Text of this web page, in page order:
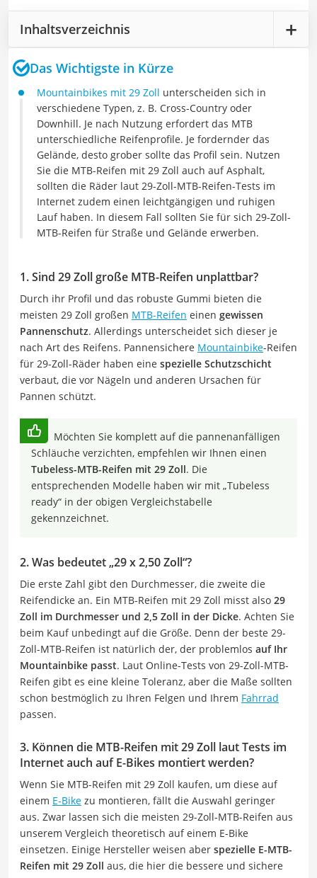
Inhaltsverzeichnis
Das Wichtigste in Kürze
Mountainbikes mit 29 Zoll unterscheiden sich in
verschiedene Typen, z. B. Cross-Country oder
Downhill. Je nach Nutzung erfordert das MTB
unterschiedliche Reifenprofile. Je fordernder das
Gelände, desto grober sollte das Profil sein. Nutzen
Sie die MTB-Reifen mit 29 Zoll auch auf Asphalt,
sollten die Räder laut 29-Zoll-MTB-Reifen-Tests im
Internet zudem einen leichtgängigen und ruhigen
Lauf haben. In diesem Fall sollten Sie für sich 29-Zoll-
MTB-Reifen für Straße und Gelände erwerben.
1. Sind 29 Zoll große MTB-Reifen unplattbar?
Durch ihr Profil und das robuste Gummi bieten die
meisten 29 Zoll großen MTB-Reifen einen gewissen
Pannenschutz. Allerdings unterscheidet sich dieser je
nach Art des Reifens. Pannensichere Mountainbike-Reifen
für 29-Zoll-Räder haben eine spezielle Schutzschicht
verbaut, die vor Nägeln und anderen Ursachen für
Pannen schützt.
Möchten Sie komplett auf die pannenanfälligen
Schläuche verzichten, empfehlen wir Ihnen einen
Tubeless-MTB-Reifen mit 29 Zoll. Die
entsprechenden Modelle haben wir mit „Tubeless
ready“ in der obigen Vergleichstabelle
gekennzeichnet.
2. Was bedeutet „29 x 2,50 Zoll“?
Die erste Zahl gibt den Durchmesser, die zweite die
Reifendicke an. Ein MTB-Reifen mit 29 Zoll misst also 29
Zoll im Durchmesser und 2,5 Zoll in der Dicke. Achten Sie
beim Kauf unbedingt auf die Größe. Denn der beste 29-
Zoll-MTB-Reifen ist natürlich der, der problemlos auf Ihr
Mountainbike passt. Laut Online-Tests von 29-Zoll-MTB-
Reifen gibt es eine kleine Toleranz, aber die Maße sollten
schon bestmöglich zu Ihren Felgen und Ihrem Fahrrad
passen.
3. Können die MTB-Reifen mit 29 Zoll laut Tests im
Internet auch auf E-Bikes montiert werden?
Wenn Sie MTB-Reifen mit 29 Zoll kaufen, um diese auf
einem E-Bike zu montieren, fällt die Auswahl geringer
aus. Zwar lassen sich die meisten 29-Zoll-MTB-Reifen aus
unserem Vergleich theoretisch auf einem E-Bike
einsetzen. Einige Hersteller weisen aber spezielle E-MTB-
Reifen mit 29 Zoll aus, die hier die bessere und sichere